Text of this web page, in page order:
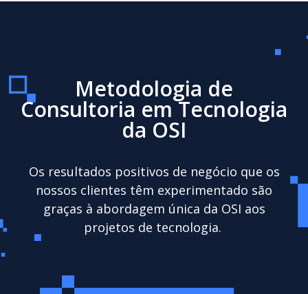
Metodologia de
Consultoria em Tecnologia
da OSI
Os resultados positivos de negócio que os
nossos clientes têm experimentado são
graças à abordagem única da OSI aos
projetos de tecnologia.